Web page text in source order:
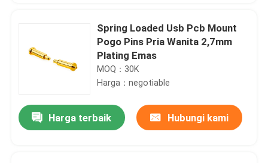
Spring Loaded Usb Pcb Mount
Pogo Pins Pria Wanita 2,7mm
Plating Emas
MOQ：30K
Harga：negotiable
Harga terbaik Hubungi kami